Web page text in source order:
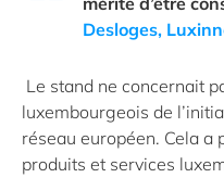
Desloges,
Le stand ne concernait
luxembourgeois de
réseau européen. Cela a
produits et services